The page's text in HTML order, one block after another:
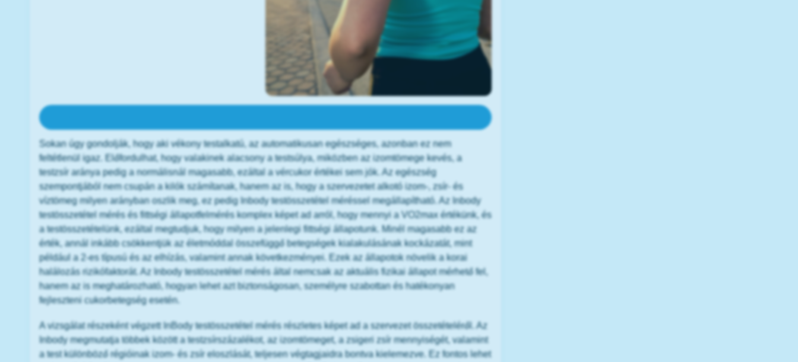
Sokan úgy gondolják, hogy aki vékony testalkatú, az automatikusan egészséges, azonban ez nem
feltétlenül igaz. Előfordulhat, hogy valakinek alacsony a testsúlya, miközben az izomtömege kevés, a
testzsír aránya pedig a normálisnál magasabb, ezáltal a vércukor értékei sem jók. Az egészség
szempontjából nem csupán a kilók számítanak, hanem az is, hogy a szervezetet alkotó izom-, zsír- és
víztömeg milyen arányban oszlik meg, ez pedig Inbody testösszetétel méréssel megállapítható. Az Inbody
testösszetétel mérés és fittségi állapotfelmérés komplex képet ad arról, hogy mennyi a VO2max értékünk, és
a testösszetételünk, ezáltal megtudjuk, hogy milyen a jelenlegi fittségi állapotunk. Minél magasabb ez az
érték, annál inkább csökkentjük az életmóddal összefüggő betegségek kialakulásának kockázatát, mint
például a 2-es típusú és az elhízás, valamint annak következményei. Ezek az állapotok növelik a korai
halálozás rizikófaktorát. Az Inbody testösszetétel mérés által nemcsak az aktuális fizikai állapot mérhető fel,
hanem az is meghatározható, hogyan lehet azt biztonságosan, személyre szabottan és hatékonyan
fejleszteni cukorbetegség esetén.
A vizsgálat részeként végzett InBody testösszetétel mérés részletes képet ad a szervezet összetételéről. Az
Inbody megmutatja többek között a testzsírszázalékot, az izomtömeget, a zsigeri zsír mennyiségét, valamint
a test különböző régióinak izom- és zsír eloszlását, teljesen végtagjaidra bontva kielemezve. Ez fontos lehet